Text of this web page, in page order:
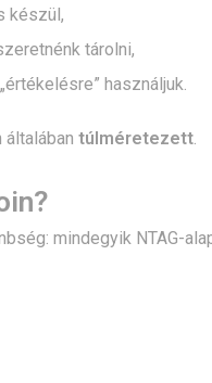
készül,
tárolni,
használjuk.
túlméretezett.
mindegyik NTAG-